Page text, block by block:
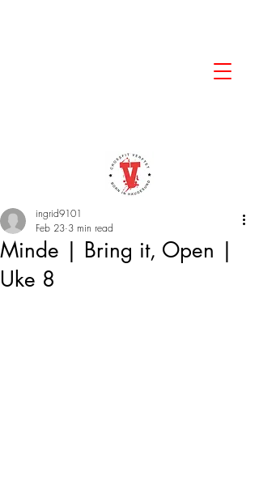
Minde | Bring it, Open |
Uke 8
ingrid9101
Feb 23 3 min read